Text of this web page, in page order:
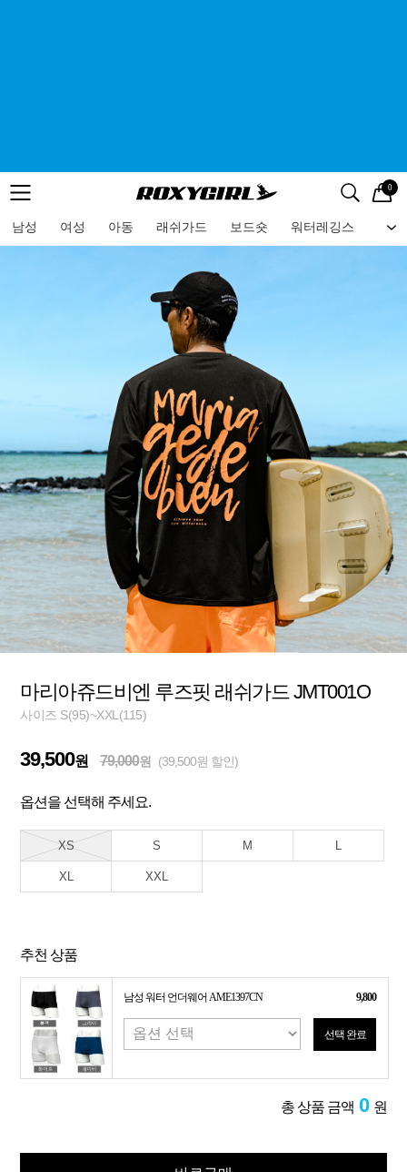
메뉴 검색
로고 0
남성 여성 아동 래쉬가드 보드숏 워터레깅스 비
메뉴
마리아쥬드비엔 루즈핏 래쉬가드 JMT001O
사이즈 S(95)~XXL(115)
39,500원 79,000원 (39,500원 할인)
옵션을 선택해 주세요.
XS S M L
XL XXL
추천 상품
남성 워터 언더웨어 AME1397CN 9,800
선택 완료
총 상품 금액 0 원